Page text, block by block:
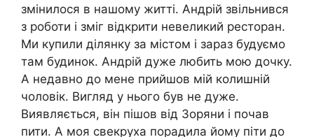
змінилося в нашому житті. Андрій звільнився
з роботи і зміг відкрити невеликий ресторан.
Ми купили ділянку за містом і зараз будуємо
там будинок. Андрій дуже любить мою дочку.
А недавно до мене прийшов мій колишній
чоловік. Вигляд у нього був не дуже.
Виявляється, він пішов від Зоряни і почав
пити. А моя свекруха порадила йому піти до